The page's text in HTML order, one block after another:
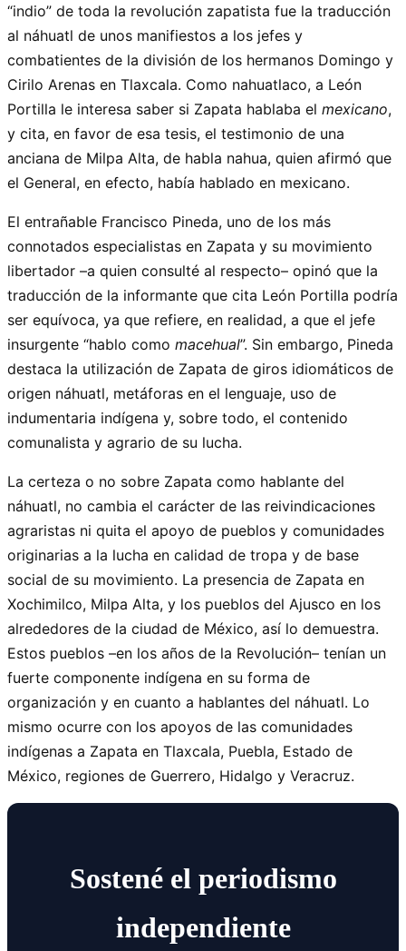
“indio” de toda la revolución zapatista fue la traducción
al náhuatl de unos manifiestos a los jefes y
combatientes de la división de los hermanos Domingo y
Cirilo Arenas en Tlaxcala. Como nahuatlaco, a León
Portilla le interesa saber si Zapata hablaba el mexicano,
y cita, en favor de esa tesis, el testimonio de una
anciana de Milpa Alta, de habla nahua, quien afirmó que
el General, en efecto, había hablado en mexicano.
El entrañable Francisco Pineda, uno de los más
connotados especialistas en Zapata y su movimiento
libertador –a quien consulté al respecto– opinó que la
traducción de la informante que cita León Portilla podría
ser equívoca, ya que refiere, en realidad, a que el jefe
insurgente “hablo como macehual”. Sin embargo, Pineda
destaca la utilización de Zapata de giros idiomáticos de
origen náhuatl, metáforas en el lenguaje, uso de
indumentaria indígena y, sobre todo, el contenido
comunalista y agrario de su lucha.
La certeza o no sobre Zapata como hablante del
náhuatl, no cambia el carácter de las reivindicaciones
agraristas ni quita el apoyo de pueblos y comunidades
originarias a la lucha en calidad de tropa y de base
social de su movimiento. La presencia de Zapata en
Xochimilco, Milpa Alta, y los pueblos del Ajusco en los
alrededores de la ciudad de México, así lo demuestra.
Estos pueblos –en los años de la Revolución– tenían un
fuerte componente indígena en su forma de
organización y en cuanto a hablantes del náhuatl. Lo
mismo ocurre con los apoyos de las comunidades
indígenas a Zapata en Tlaxcala, Puebla, Estado de
México, regiones de Guerrero, Hidalgo y Veracruz.
Sostené el periodismo
independiente